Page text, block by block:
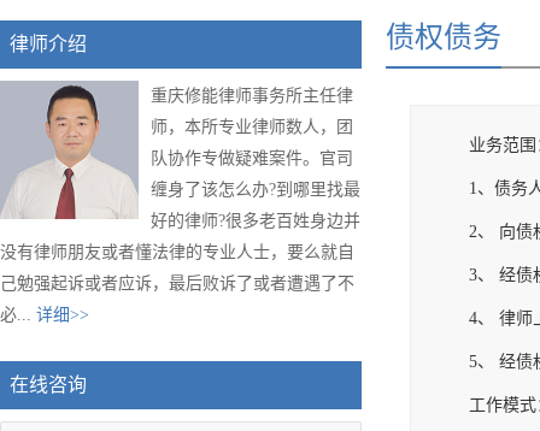
律师介绍
重庆修能律师事务所主任律
师，本所专业律师数人，团
队协作专做疑难案件。官司
缠身了该怎么办?到哪里找最
好的律师?很多老百姓身边并
没有律师朋友或者懂法律的专业人士，要么就自
己勉强起诉或者应诉，最后败诉了或者遭遇了不
必... 详细>>
在线咨询
债权债务
业务范围
1、债务
2、 向债
3、 经债
4、 律师
5、 经债
工作模式